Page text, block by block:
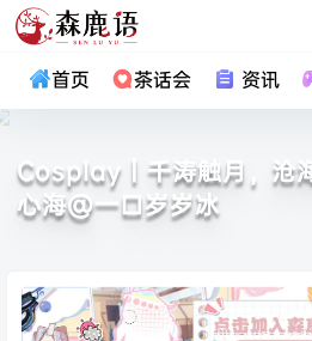
首页 茶话会 资讯
Cosplay｜千涛触月，沧
心海@一口岁岁冰